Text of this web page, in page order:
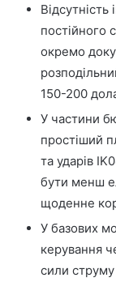
постійного
окремо
150-200
У частини
простіший
та ударів
бути менш
щоденне
У базових
керування
сили